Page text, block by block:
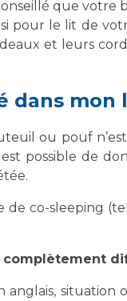
Hôpital
Rares
d'Expertise
Rares
que votre
pour le lit de
et leurs
dans mon
ou pouf
possible de
co-sleeping
anglais, situation